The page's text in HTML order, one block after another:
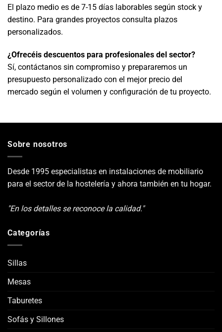
El plazo medio es de 7-15 días laborables según stock y
destino. Para grandes proyectos consulta plazos
personalizados.
¿Ofrecéis descuentos para profesionales del sector?
Sí, contáctanos sin compromiso y prepararemos un
presupuesto personalizado con el mejor precio del
mercado según el volumen y configuración de tu proyecto.
Sobre nosotros
Desde 1995 especialistas en instalaciones de mobiliario
para el sector de la hostelería y ahora también en tu hogar.
"En los detalles se reconoce la calidad."
Categorías
Sillas
Mesas
Taburetes
Sofás y Sillones